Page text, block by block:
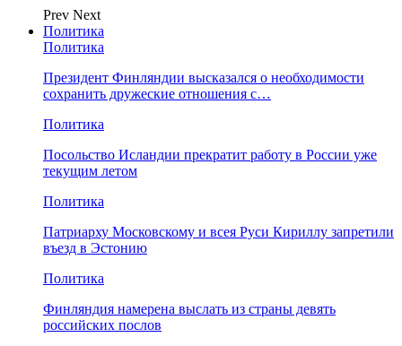
Prev Next
Политика
Политика
Президент Финляндии высказался о необходимости
сохранить дружеские отношения с…
Политика
Посольство Исландии прекратит работу в России уже
текущим летом
Политика
Патриарху Московскому и всея Руси Кириллу запретили
въезд в Эстонию
Политика
Финляндия намерена выслать из страны девять
российских послов